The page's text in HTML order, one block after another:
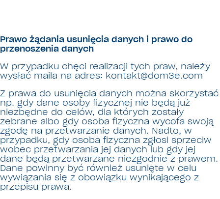
Prawo żądania usunięcia danych i prawo do
przenoszenia danych
W przypadku chęci realizacji tych praw, należy
wysłać maila na adres: kontakt@dom3e.com
Z prawa do usunięcia danych można skorzystać
np. gdy dane osoby fizycznej nie będą już
niezbędne do celów, dla których zostały
zebrane albo gdy osoba fizyczna wycofa swoją
zgodę na przetwarzanie danych. Nadto, w
przypadku, gdy osoba fizyczna zgłosi sprzeciw
wobec przetwarzania jej danych lub gdy jej
dane będą przetwarzane niezgodnie z prawem.
Dane powinny być również usunięte w celu
wywiązania się z obowiązku wynikającego z
przepisu prawa.